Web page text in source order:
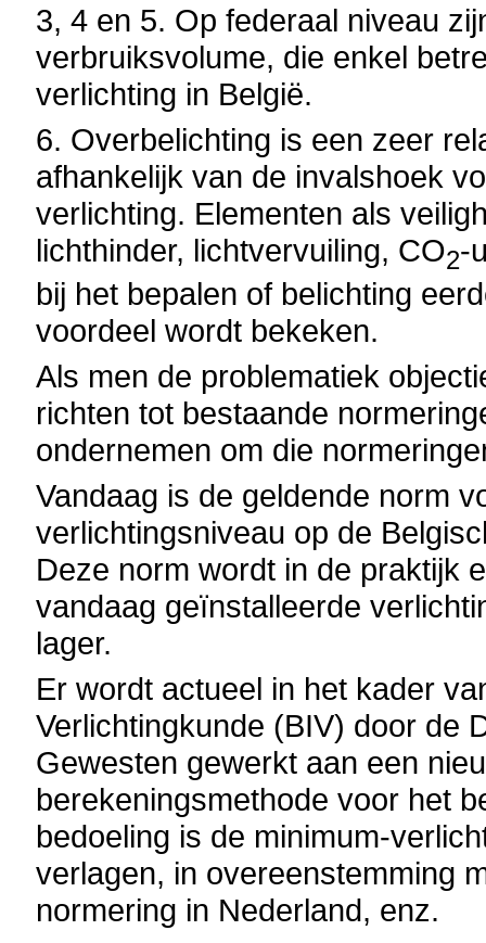
3, 4 en 5. Op federaal niveau
verbruiksvolume, die enkel
verlichting in België.
6. Overbelichting is een zeer
afhankelijk van de invalshoek
verlichting. Elementen als
lichthinder, lichtvervuiling, CO2-
bij het bepalen of belichting
voordeel wordt bekeken.
Als men de problematiek
richten tot bestaande
ondernemen om die
Vandaag is de geldende norm
verlichtingsniveau op de
Deze norm wordt in de praktijk
vandaag geïnstalleerde
lager.
Er wordt actueel in het kader
Verlichtingkunde (BIV) door de
Gewesten gewerkt aan een
berekeningsmethode voor het
bedoeling is de minimum-
verlagen, in overeenstemming
normering in Nederland, enz.